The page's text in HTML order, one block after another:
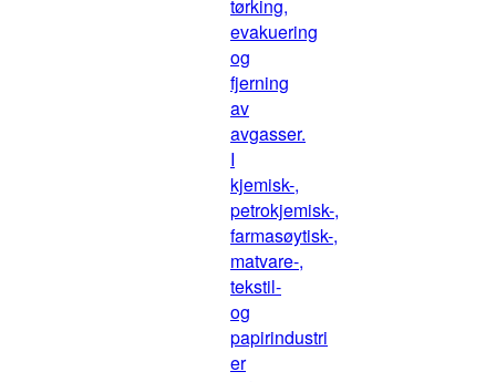
tørking,
evakuering
og
fjerning
av
avgasser.
I
kjemisk-,
petrokjemisk-,
farmasøytisk-,
matvare-,
tekstil-
og
papirindustri
er